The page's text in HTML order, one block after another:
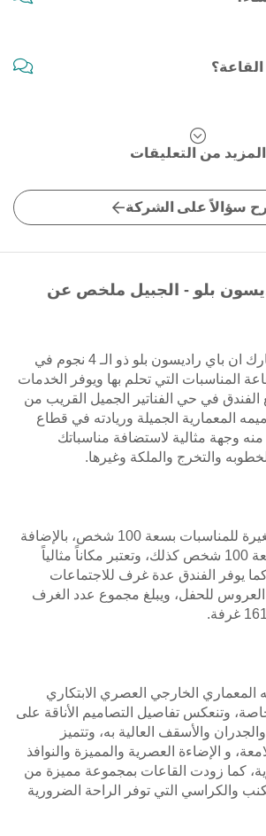
المزيد من التعليقات
سؤالاً على الشركة
بلو - الجبيل ملخص عن
مرحبا بك في فندق بارك ان باي راديسون بلو ذو الـ 4 نجوم في
المناسبات التي تحلم بها ويوفر الخدمات
الفندق في حي الفناتير الجميل القريب من
المعمارية الجميلة وريادته في قطاع
وجهة مثالية لاستضافة مناسباتك
والتخرج والملكة وغيرها.
يضم الفندق قاعة صغيرة للمناسبات بسعة 100 شخص، بالإضافة
إلى قسم للطعام بسعة 100 شخص كذلك، وتعتبر مكاناً مثالياً
يوفر الفندق عدة غرف للاجتماعات
للحفل، ويبلغ مجموع عدد الغرف
المعماري الخارجي العصري الابتكاري
وتنعكس تفاصيل التصاميم الأناقة على
والأسقف العالية به، وتتميز
و الإضاءة العصرية والمميزة والنوافذ
كما زودت القاعات بمجموعة مميزة من
والكراسي التي توفر الراحة الضرورية